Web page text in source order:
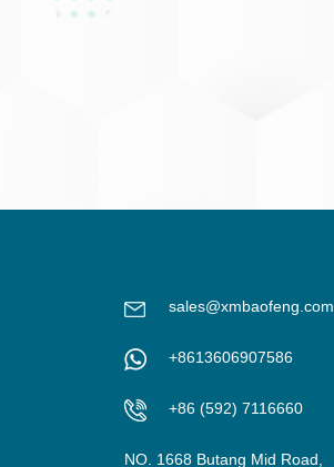
sales@xmbaofeng.com
+8613606907586
+86 (592) 7116660
NO. 1668 Butang Mid Road,